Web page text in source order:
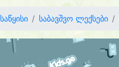
საწყისი საბავშვო ლექსები